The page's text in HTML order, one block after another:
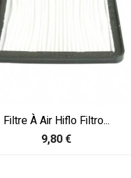
Filtre À Air Hiflo Filtro...
Prix
9,80 €